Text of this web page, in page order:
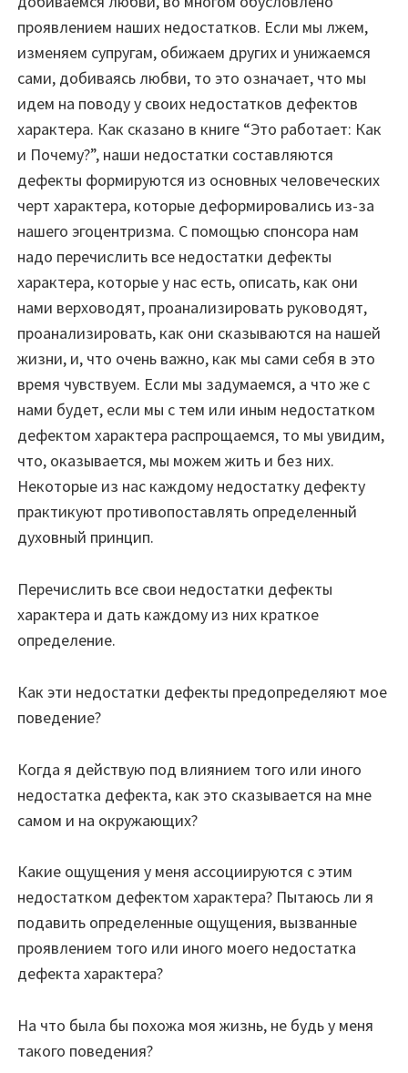
проявлением наших недостатков. Если мы лжем,
изменяем супругам, обижаем других и унижаемся
сами, добиваясь любви, то это означает, что мы
идем на поводу у своих недостатков дефектов
характера. Как сказано в книге “Это работает: Как
и Почему?”, наши недостатки составляются
дефекты формируются из основных человеческих
черт характера, которые деформировались из-за
нашего эгоцентризма. С помощью спонсора нам
надо перечислить все недостатки дефекты
характера, которые у нас есть, описать, как они
нами верховодят, проанализировать руководят,
проанализировать, как они сказываются на нашей
жизни, и, что очень важно, как мы сами себя в это
время чувствуем. Если мы задумаемся, а что же с
нами будет, если мы с тем или иным недостатком
дефектом характера распрощаемся, то мы увидим,
что, оказывается, мы можем жить и без них.
Некоторые из нас каждому недостатку дефекту
практикуют противопоставлять определенный
духовный принцип.
Перечислить все свои недостатки дефекты
характера и дать каждому из них краткое
определение.
Как эти недостатки дефекты предопределяют мое
поведение?
Когда я действую под влиянием того или иного
недостатка дефекта, как это сказывается на мне
самом и на окружающих?
Какие ощущения у меня ассоциируются с этим
недостатком дефектом характера? Пытаюсь ли я
подавить определенные ощущения, вызванные
проявлением того или иного моего недостатка
дефекта характера?
На что была бы похожа моя жизнь, не будь у меня
такого поведения?